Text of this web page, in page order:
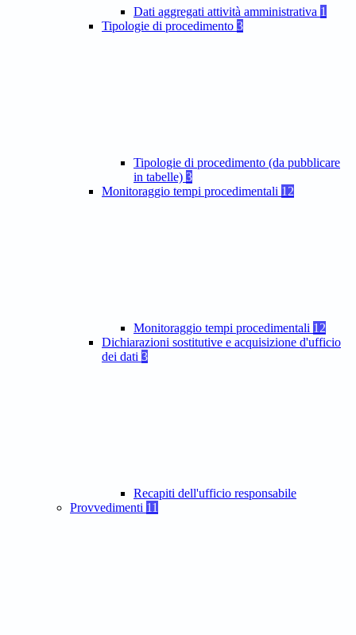
Dati aggregati attività amministrativa 1
Tipologie di procedimento 3
Tipologie di procedimento (da pubblicare
in tabelle) 3
Monitoraggio tempi procedimentali 12
Monitoraggio tempi procedimentali 12
Dichiarazioni sostitutive e acquisizione d'ufficio
dei dati 3
Recapiti dell'ufficio responsabile
Provvedimenti 11